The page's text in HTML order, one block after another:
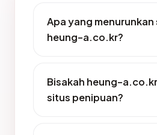
Apa yang menurunkan
heung-a.co.kr?
Bisakah heung-
situs penipuan?